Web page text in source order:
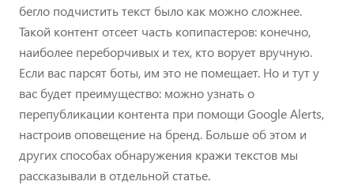
бегло подчистить текст было как можно сложнее.
Такой контент отсеет часть копипастеров: конечно,
наиболее переборчивых и тех, кто ворует вручную.
Если вас парсят боты, им это не помещает. Но и тут у
вас будет преимущество: можно узнать о
перепубликации контента при помощи Google Alerts,
настроив оповещение на бренд. Больше об этом и
других способах обнаружения кражи текстов мы
рассказывали в отдельной статье.